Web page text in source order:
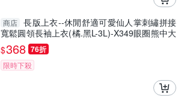
商店 長版上衣--休閒舒適可愛仙人掌刺繡拼接
寬鬆圓領長袖上衣(橘.黑L-3L)-X349眼圈熊中大
尺碼
$368 76折
限時下殺